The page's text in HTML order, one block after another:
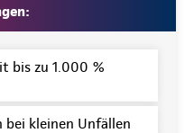
bis zu 1.000 %
bei kleinen Unfällen